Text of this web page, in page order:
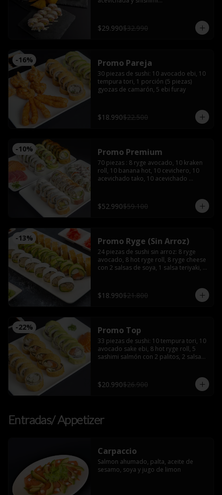
salmón con salsa acevichada.
Acevichado tako: Pulpo furay, palta
$29.990$32.990
-16% Promo Pareja
30 piezas de sushi: 10 avocado ebi, 10
tempura tori, 1 porción (5 piezas)
gyozas de camarón, 5 ebi furay
$18.990$22.500
-10% Promo Premium
70 piezas : 8 ryge avocado, 10 kraken
roll, 10 banana hot, 10 cevichero, 10
acevichado tako, 10 acevichado
de soya, 3 salsas teriyaki 5 palitos, 2
wasabi y 2 jengibre
$52.990$59.100
-13% Promo Ryge (Sin Arroz)
24 piezas de sushi sin arroz: 8 ryge
avocado, 8 hot ryge roll, 8 ryge cheese
con 2 salsas de soya, 1 salsa teriyaki, 2
$18.990$21.800
-22% Promo Top
33 piezas de sushi: 10 tempura tori, 10
avocado sake ebi, 8 hot ryge roll, 5
sashimi salmón con 2 palitos, 2 salsas
$20.990$26.900
Entradas/ Appetizer
Carpaccio
Salmon ahumado, palta, aceite de
sesamo, soya y jugo de limon